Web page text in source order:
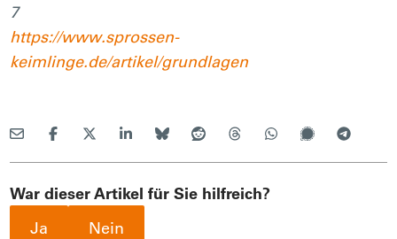
7
https://www.sprossen-
keimlinge.de/artikel/grundlagen
War dieser Artikel für Sie hilfreich?
Ja
Nein